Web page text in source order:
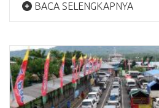
BACA SELENGKAPNYA